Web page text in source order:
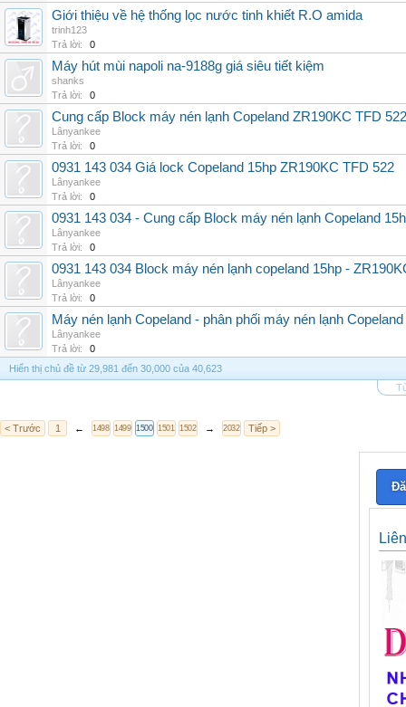
Giới thiệu về hệ thống lọc nước tinh khiết R.O amida
trinh123
Trả lời:
0
Máy hút mùi napoli na-9188g giá siêu tiết kiệm
shanks
Trả lời:
0
Cung cấp Block máy nén lạnh Copeland ZR190KC TFD
Lânyankee
Trả lời:
0
0931 143 034 Giá lock Copeland 15hp ZR190KC TFD 522
Lânyankee
Trả lời:
0
0931 143 034 - Cung cấp Block máy nén lạnh Copeland
Lânyankee
Trả lời:
0
0931 143 034 Block máy nén lạnh copeland 15hp -
Lânyankee
Trả lời:
0
Máy nén lạnh Copeland - phân phối máy nén lạnh
Lânyankee
Trả lời:
0
Hiển thị chủ đề từ 29,981 đến 30,000 của 40,623
< Trước 1 ← 1498 1499 1500 1501 1502 → 2032 Tiếp >